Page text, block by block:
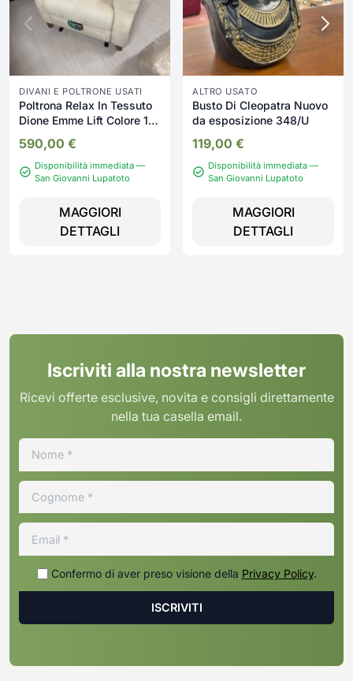
DIVANI E POLTRONE USATI
Poltrona Relax In Tessuto
Dione Emme Lift Colore 1
2338/U
590,00 €
Disponibilità immediata —
San Giovanni Lupatoto
MAGGIORI
DETTAGLI
ALTRO USATO
Busto Di Cleopatra Nuovo
da esposizione 348/U
119,00 €
Disponibilità immediata —
San Giovanni Lupatoto
MAGGIORI
DETTAGLI
Iscriviti alla nostra newsletter
Ricevi offerte esclusive, novita e consigli direttamente
nella tua casella email.
Confermo di aver preso visione della Privacy Policy.